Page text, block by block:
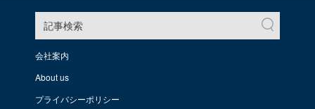
記事検索
会社案内
About us
プライバシーポリシー